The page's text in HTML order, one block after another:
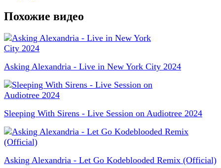
Похожие видео
Asking Alexandria - Live in New York City 2024
Sleeping With Sirens - Live Session on Audiotree 2024
Asking Alexandria - Let Go Kodeblooded Remix (Official)